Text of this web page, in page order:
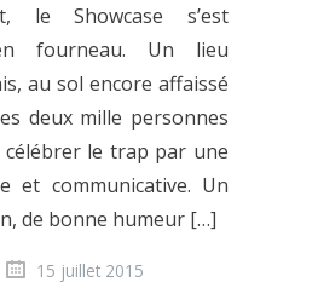
le Showcase s’est
fourneau. Un lieu
au sol encore affaissé
deux mille personnes
le trap par une
et communicative. Un
de bonne humeur […]
15 juillet 2015